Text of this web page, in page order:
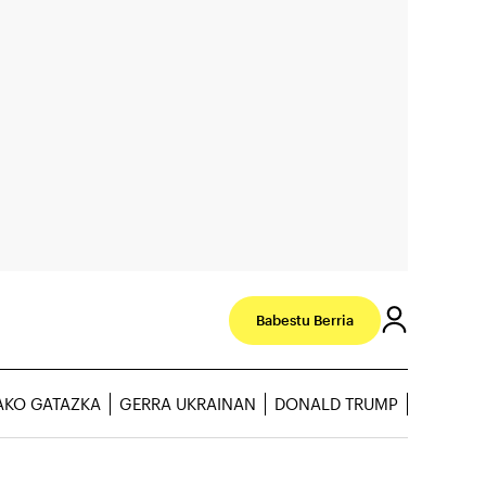
Babestu Berria
GATAZKA GERRA UKRAINAN DONALD TRUMP